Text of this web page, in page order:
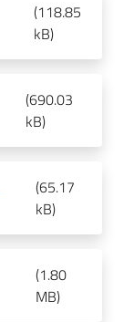
(118.85
kB)
(690.03
kB)
(65.17
kB)
(1.80
MB)